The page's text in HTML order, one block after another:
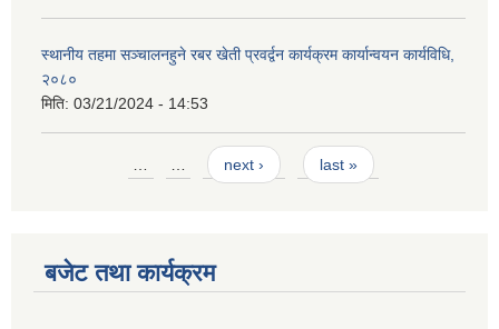
स्थानीय तहमा सञ्चालनहुने रबर खेती प्रवर्द्वन कार्यक्रम कार्यान्वयन कार्यविधि,
२०८०
मिति: 03/21/2024 - 14:53
next › last »
बजेट तथा कार्यक्रम